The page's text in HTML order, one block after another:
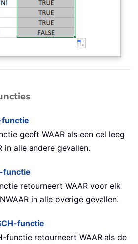
functie
geeft WAAR als een cel leeg
in alle andere gevallen.
functie
retourneert WAAR voor elk
in alle overige gevallen.
functie
functie retourneert WAAR als de